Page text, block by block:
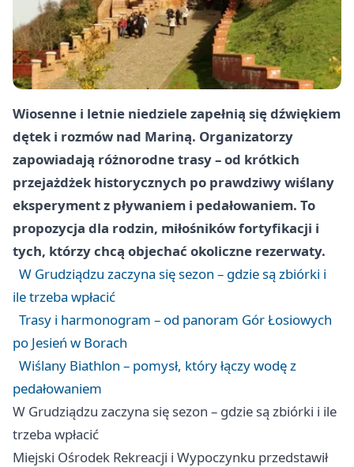
Wiosenne i letnie niedziele zapełnią się dźwiękiem
dętek i rozmów nad Mariną. Organizatorzy
zapowiadają różnorodne trasy – od krótkich
przejażdżek historycznych po prawdziwy wiślany
eksperyment z pływaniem i pedałowaniem. To
propozycja dla rodzin, miłośników fortyfikacji i
tych, którzy chcą objechać okoliczne rezerwaty.
W Grudziądzu zaczyna się sezon – gdzie są zbiórki i
ile trzeba wpłacić
Trasy i harmonogram – od panoram Gór Łosiowych
po Jesień w Borach
Wiślany Biathlon – pomysł, który łączy wodę z
pedałowaniem
W Grudziądzu zaczyna się sezon – gdzie są zbiórki i ile
trzeba wpłacić
Miejski Ośrodek Rekreacji i Wypoczynku przedstawił